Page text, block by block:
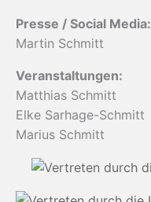
Presse / Social Media:
Martin Schmitt
Veranstaltungen:
Matthias Schmitt
Elke Sarhage-Schmitt
Marius Schmitt